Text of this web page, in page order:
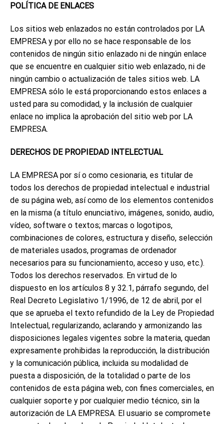
POLÍTICA DE ENLACES
Los sitios web enlazados no están controlados por LA
EMPRESA y por ello no se hace responsable de los
contenidos de ningún sitio enlazado ni de ningún enlace
que se encuentre en cualquier sitio web enlazado, ni de
ningún cambio o actualización de tales sitios web. LA
EMPRESA sólo le está proporcionando estos enlaces a
usted para su comodidad, y la inclusión de cualquier
enlace no implica la aprobación del sitio web por LA
EMPRESA.
DERECHOS DE PROPIEDAD INTELECTUAL
LA EMPRESA por sí o como cesionaria, es titular de
todos los derechos de propiedad intelectual e industrial
de su página web, así como de los elementos contenidos
en la misma (a título enunciativo, imágenes, sonido, audio,
vídeo, software o textos; marcas o logotipos,
combinaciones de colores, estructura y diseño, selección
de materiales usados, programas de ordenador
necesarios para su funcionamiento, acceso y uso, etc.).
Todos los derechos reservados. En virtud de lo
dispuesto en los artículos 8 y 32.1, párrafo segundo, del
Real Decreto Legislativo 1/1996, de 12 de abril, por el
que se aprueba el texto refundido de la Ley de Propiedad
Intelectual, regularizando, aclarando y armonizando las
disposiciones legales vigentes sobre la materia, quedan
expresamente prohibidas la reproducción, la distribución
y la comunicación pública, incluida su modalidad de
puesta a disposición, de la totalidad o parte de los
contenidos de esta página web, con fines comerciales, en
cualquier soporte y por cualquier medio técnico, sin la
autorización de LA EMPRESA. El usuario se compromete